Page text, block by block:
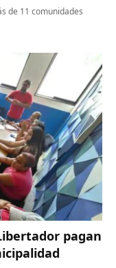
de 11 comunidades
pagan